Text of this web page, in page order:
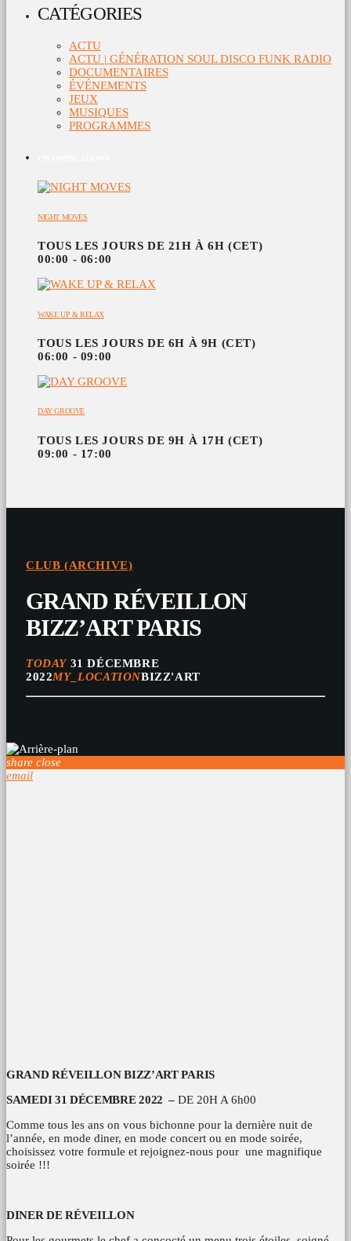
CATÉGORIES
ACTU
ACTU | GÉNÉRATION SOUL DISCO FUNK RADIO
DOCUMENTAIRES
ÉVÉNEMENTS
JEUX
MUSIQUES
PROGRAMMES
NIGHT MOVES
TOUS LES JOURS DE 21H À 6H (CET)
00:00 - 06:00
WAKE UP & RELAX
TOUS LES JOURS DE 6H À 9H (CET)
06:00 - 09:00
DAY GROOVE
TOUS LES JOURS DE 9H À 17H (CET)
09:00 - 17:00
CLUB (ARCHIVE)
GRAND RÉVEILLON
BIZZ’ART PARIS
TODAY31 DÉCEMBRE
2022MY_LOCATIONBIZZ'ART
share close
email
GRAND RÉVEILLON BIZZ’ART PARIS
SAMEDI 31 DÉCEMBRE 2022 – DE 20H A 6h00
Comme tous les ans on vous bichonne pour la dernière nuit de
l’année, en mode diner, en mode concert ou en mode soirée,
choisissez votre formule et rejoignez-nous pour une magnifique
soirée !!!
DINER DE RÉVEILLON